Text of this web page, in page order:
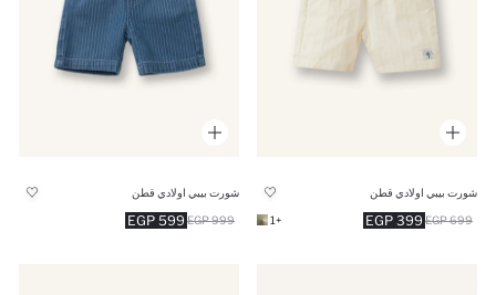
شورت بيبي اولادي قطن
399 EGP 699 EGP
+1
شورت بيبي اولادي قطن
599 EGP 999 EGP